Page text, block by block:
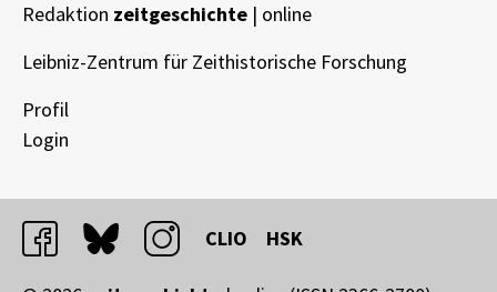
Redaktion zeitgeschichte | online
Leibniz-Zentrum für Zeithistorische Forschung
Profil
Login
facebookbluesky instagram
CLIO HSK